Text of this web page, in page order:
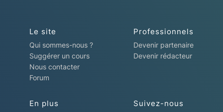
Le site
Qui sommes-nous ?
Suggérer un cours
Nous contacter
Forum
Professionnels
Devenir partenaire
Devenir rédacteur
En plus Suivez-nous